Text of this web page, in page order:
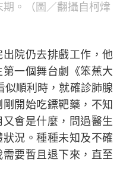
。（圖／翻攝自柯煒
院仍去排戲工作，他
一個舞台劇《笨蕉大
似順利時，就確診肺腺
開始吃鏢靶藥，不知
會是什麼，問過醫生
況。種種未知及不確
要暫且退下來，直至